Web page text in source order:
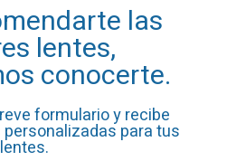
las
lentes,
conocerte.
formulario y recibe
para tus
lentes.